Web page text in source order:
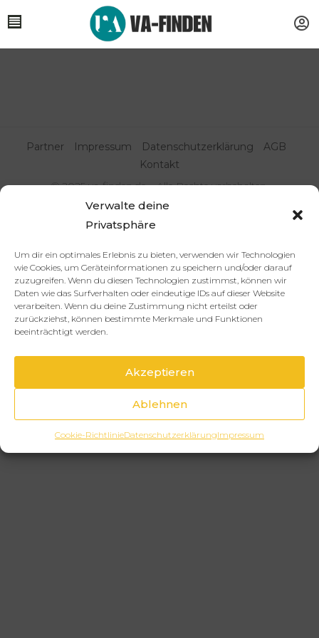
Verwalte deine
Privatsphäre
Um dir ein optimales Erlebnis zu bieten, verwenden wir Technologien
wie Cookies, um Geräteinformationen zu speichern und/oder darauf
zuzugreifen. Wenn du diesen Technologien zustimmst, können wir
Daten wie das Surfverhalten oder eindeutige IDs auf dieser Website
verarbeiten. Wenn du deine Zustimmung nicht erteilst oder
zurückziehst, können bestimmte Merkmale und Funktionen
beeinträchtigt werden.
Akzeptieren
Ablehnen
Cookie-RichtlinieDatenschutzerklärungImpressum
© 2025 va-finden.de – Alle Rechte vorbehalten.
Partner Impressum Datenschutzerklärung
AGB
Kontakt
Virtuelle Assistenz & Freelancer
finden | VA Expert:innenportal